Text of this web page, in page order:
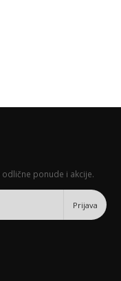
ponude i akcije.